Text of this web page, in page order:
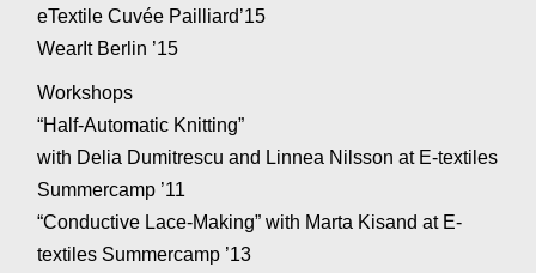
eTextile Cuvée Pailliard’15
WearIt Berlin ’15
Workshops
“Half-Automatic Knitting”
with Delia Dumitrescu and Linnea Nilsson at E-textiles
Summercamp ’11
“Conductive Lace-Making” with Marta Kisand at E-
textiles Summercamp ’13